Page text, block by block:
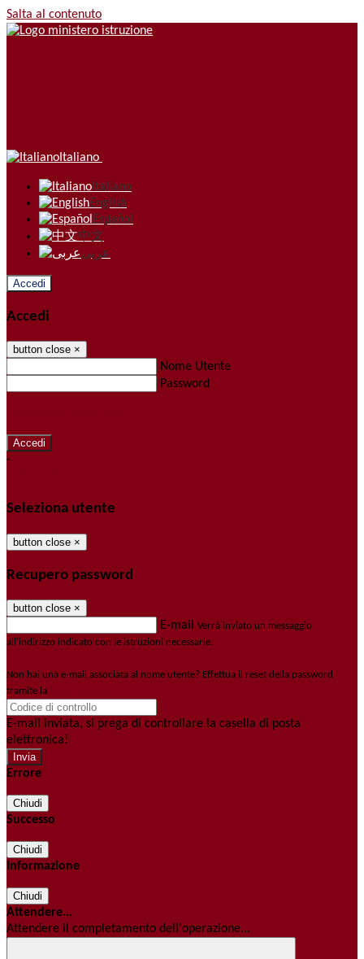
Salta al contenuto
Italiano
Italiano
English
Español
中文
عربى
Accedi
Accedi
button close ×
Nome Utente
Password
-
Seleziona utente
button close ×
Recupero password
button close ×
E-mail Verrà inviato un messaggio
all'indirizzo indicato con le istruzioni necessarie.
Non hai una e-mail associata al nome utente? Effettua il reset della password
tramite la
E-mail inviata, si prega di controllare la casella di posta
elettronica!
Errore
Chiudi
Successo
Chiudi
Informazione
Chiudi
Attendere...
Attendere il completamento dell'operazione...